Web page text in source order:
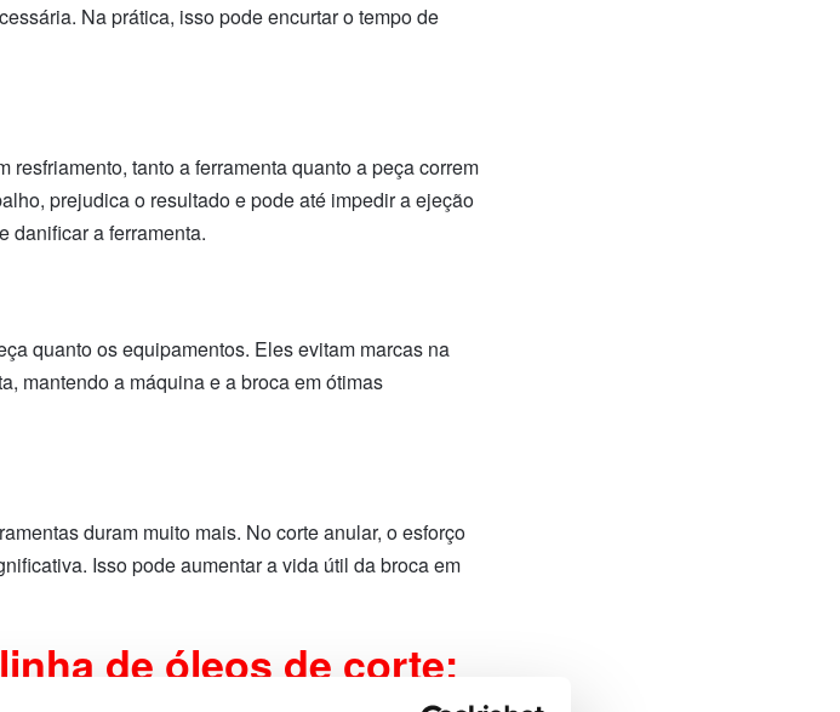
Na prática, isso pode encurtar o tempo de
resfriamento, tanto a ferramenta quanto a peça correm
prejudica o resultado e pode até impedir a ejeção
danificar a ferramenta.
quanto os equipamentos. Eles evitam marcas na
mantendo a máquina e a broca em ótimas
duram muito mais. No corte anular, o esforço
Isso pode aumentar a vida útil da broca em
de óleos de corte: